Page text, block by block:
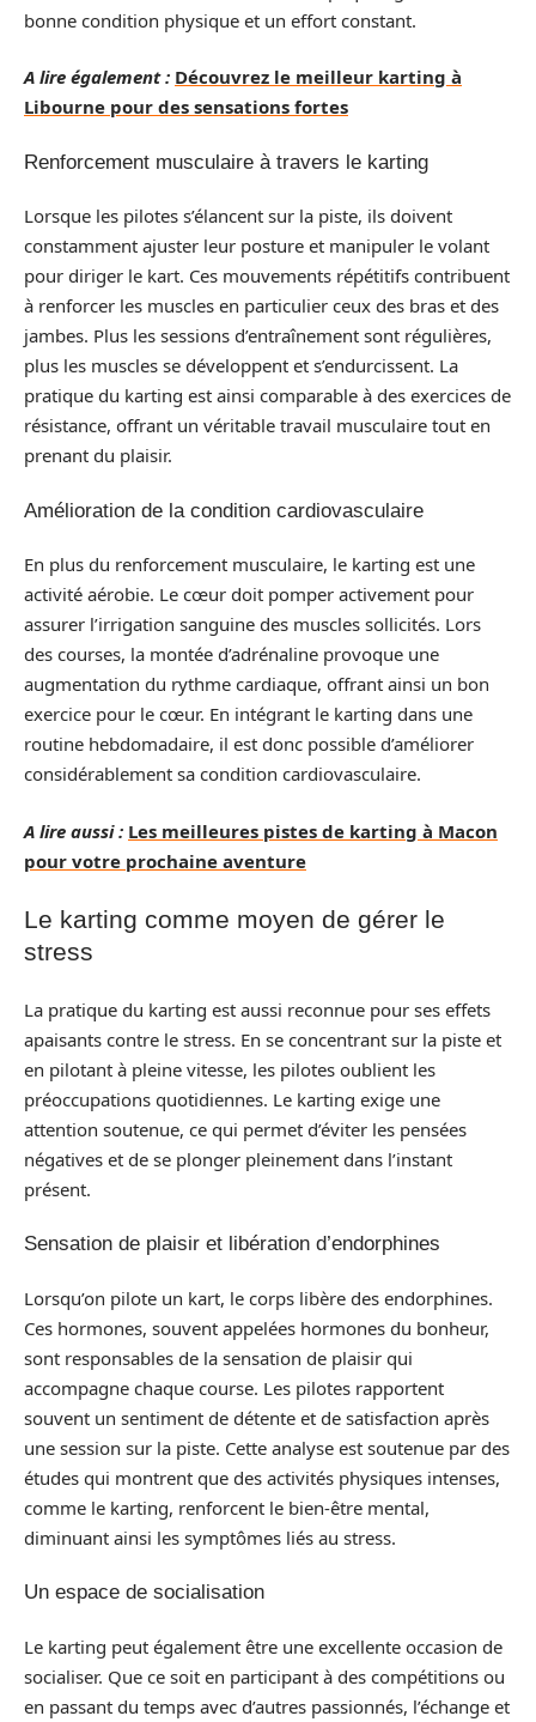
bonne condition physique et un effort constant.
A lire également : Découvrez le meilleur karting à
Libourne pour des sensations fortes
Renforcement musculaire à travers le karting
Lorsque les pilotes s’élancent sur la piste, ils doivent
constamment ajuster leur posture et manipuler le volant
pour diriger le kart. Ces mouvements répétitifs contribuent
à renforcer les muscles en particulier ceux des bras et des
jambes. Plus les sessions d’entraînement sont régulières,
plus les muscles se développent et s’endurcissent. La
pratique du karting est ainsi comparable à des exercices de
résistance, offrant un véritable travail musculaire tout en
prenant du plaisir.
Amélioration de la condition cardiovasculaire
En plus du renforcement musculaire, le karting est une
activité aérobie. Le cœur doit pomper activement pour
assurer l’irrigation sanguine des muscles sollicités. Lors
des courses, la montée d’adrénaline provoque une
augmentation du rythme cardiaque, offrant ainsi un bon
exercice pour le cœur. En intégrant le karting dans une
routine hebdomadaire, il est donc possible d’améliorer
considérablement sa condition cardiovasculaire.
A lire aussi : Les meilleures pistes de karting à Macon
pour votre prochaine aventure
Le karting comme moyen de gérer le
stress
La pratique du karting est aussi reconnue pour ses effets
apaisants contre le stress. En se concentrant sur la piste et
en pilotant à pleine vitesse, les pilotes oublient les
préoccupations quotidiennes. Le karting exige une
attention soutenue, ce qui permet d’éviter les pensées
négatives et de se plonger pleinement dans l’instant
présent.
Sensation de plaisir et libération d’endorphines
Lorsqu’on pilote un kart, le corps libère des endorphines.
Ces hormones, souvent appelées hormones du bonheur,
sont responsables de la sensation de plaisir qui
accompagne chaque course. Les pilotes rapportent
souvent un sentiment de détente et de satisfaction après
une session sur la piste. Cette analyse est soutenue par des
études qui montrent que des activités physiques intenses,
comme le karting, renforcent le bien-être mental,
diminuant ainsi les symptômes liés au stress.
Un espace de socialisation
Le karting peut également être une excellente occasion de
socialiser. Que ce soit en participant à des compétitions ou
en passant du temps avec d’autres passionnés, l’échange et